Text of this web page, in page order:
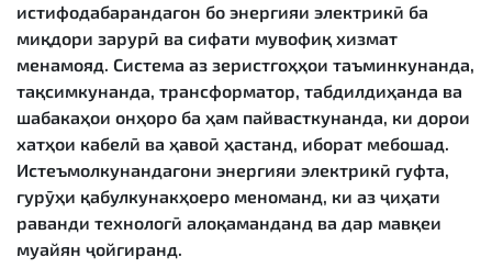
истифодабарандагон бо энергияи электрикӣ ба
миқдори зарурӣ ва сифати мувофиқ хизмат
менамояд. Система аз зеристгоҳҳои таъминкунанда,
тақсимкунанда, трансформатор, табдилдиҳанда ва
шабакаҳои онҳоро ба ҳам пайвасткунанда, ки дорои
хатҳои кабелӣ ва ҳавоӣ ҳастанд, иборат мебошад.
Истеъмолкунандагони энергияи электрикӣ гуфта,
гурӯҳи қабулкунакҳоеро меноманд, ки аз ҷиҳати
раванди технологӣ алоқаманданд ва дар мавқеи
муайян ҷойгиранд.